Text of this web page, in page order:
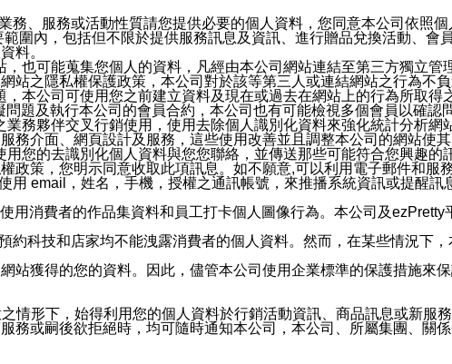
、服務或活動性質請您提供必要的個人資料，您同意本公司依照
圍內，包括但不限於提供服務訊息及資訊、進行贈品兌換活動、會
料。
也可能蒐集您個人的資料，凡經由本公司網站連結至第三方獨立管
之隱私權保護政策，本公司對於該等第三人或連結網站之行為不負
本公司可使用您之前建立資料及現在或過去在網站上的行為所取得
題及執行本公司的會員合約，本公司也有可能檢視多個會員以確認
務夥伴交叉行銷使用，使用去除個人識別化資料來強化統計分析網
介面、網頁設計及服務，這些使用改善並且調整本公司的網站使其
您的去識別化個人資料與您您聯絡，並傳送那些可能符合您興趣的
策，您明示同意收取此項訊息。如不願意,可以利用電子郵件和服
email，姓名，手機，授權之通訊帳號，來推播系統資訊或提醒訊
消費者的作品集資料和員工打卡個人圖像行為。本公司及ezPretty
科技和店家均不能洩露消費者的個人資料。然而，在某些情況下
獲得的您的資料。因此，儘管本公司使用企業標準的保護措施來
形下，始得利用您的個人資料於行銷活動資訊、商品訊息或新服
或嗣後欲拒絕時，均可隨時通知本公司，本公司、所屬集團、關